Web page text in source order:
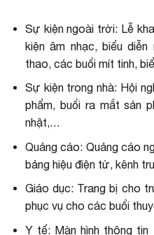
Sự kiện ngoài trời: Lễ
kiện âm nhạc, biểu
thao, các buổi mít tinh,
Sự kiện trong nhà: Hội
phẩm, buổi ra mắt sản
nhật,…
Quảng cáo: Quảng cáo
bảng hiệu điện tử, kênh
Giáo dục: Trang bị cho
phục vụ cho các buổi
Y tế: Màn hình thông tin